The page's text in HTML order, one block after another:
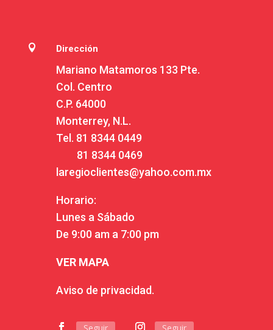
 Dirección
Mariano Matamoros 133 Pte.
Col. Centro
C.P. 64000
Monterrey, N.L.
Tel. 81 8344 0449
81 8344 0469
laregioclientes@yahoo.com.mx
Horario:
Lunes a Sábado
De 9:00 am a 7:00 pm
VER MAPA
Aviso de privacidad.